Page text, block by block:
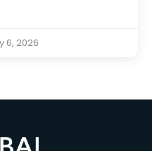
6, 2026